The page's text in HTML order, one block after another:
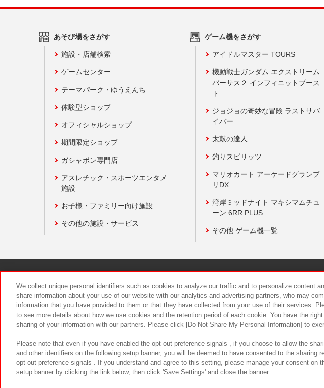
あそび場をさがす
施設・店舗検索
ゲームセンター
テーマパーク・ゆうえんち
体験型ショップ
オフィシャルショップ
期間限定ショップ
ガシャポン専門店
アスレチック・スポーツエンタメ
施設
お子様・ファミリー向け施設
その他の施設・サービス
ゲーム機をさがす
アイドルマスター TOURS
機動戦士ガンダム エクストリーム
バーサス２ インフィニットブース
ト
ジョジョの奇妙な冒険 ラストサバ
イバー
太鼓の達人
釣りスピリッツ
マリオカート アーケードグランプ
リDX
湾岸ミッドナイト マキシマムチュ
ーン 6RR PLUS
その他 ゲーム機一覧
食品のご提供について カスタマーハラ
We collect unique personal identifiers such as cookies to analyze our traffic and to personalize content
share information about your use of our website with our analytics and advertising partners, who may
information that you have provided to them or that they have collected from your use of their services.
to see more details about how we use cookies and the retention period of each cookie. You have the
sharing of your information with our partners. Please click [Do Not Share My Personal Information] to
Please note that even if you have enabled the opt-out preference signals , if you choose to allow the
and other identifiers on the following setup banner, you will be deemed to have consented to the sharing
opt-out preference signals . If you understand and agree to this setting, please manage your consent on
setup banner by clicking the link below, then click 'Save Settings' and close the banner.